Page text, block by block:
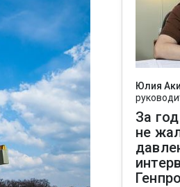
Юлия
За
не